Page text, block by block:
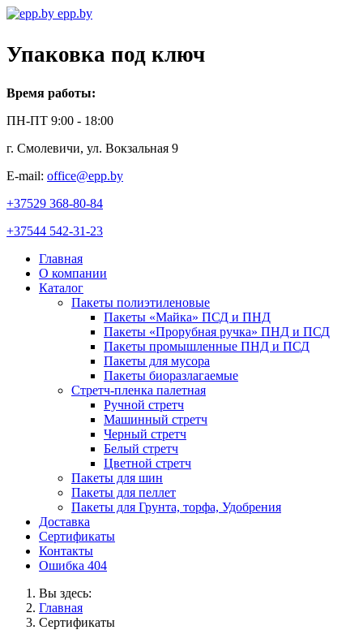
epp.by
Упаковка под ключ
Время работы:
ПН-ПТ 9:00 - 18:00
г. Смолевичи, ул. Вокзальная 9
E-mail: office@epp.by
+37529 368-80-84
+37544 542-31-23
Главная
О компании
Каталог
Пакеты полиэтиленовые
Пакеты «Майка» ПСД и ПНД
Пакеты «Прорубная ручка» ПНД и ПСД
Пакеты промышленные ПНД и ПСД
Пакеты для мусора
Пакеты биоразлагаемые
Стретч-пленка палетная
Ручной стретч
Машинный стретч
Черный стретч
Белый стретч
Цветной стретч
Пакеты для шин
Пакеты для пеллет
Пакеты для Грунта, торфа, Удобрения
Доставка
Сертификаты
Контакты
Ошибка 404
Вы здесь:
Главная
Сертификаты